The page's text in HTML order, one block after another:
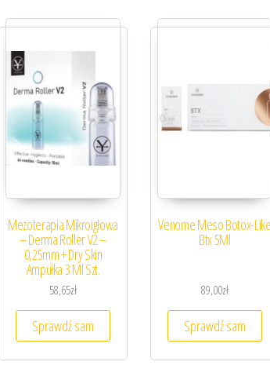
Mezoterapia Mikroigłowa
– Derma Roller V2 –
0,25mm + Dry Skin
Ampułka 3 Ml Szt.
58,65zł
Sprawdź sam
Venome Meso Botox-Like
Btx 5Ml
89,00zł
Sprawdź sam